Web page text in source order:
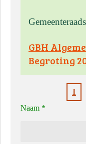
GBH
Begroting
1
Naam *